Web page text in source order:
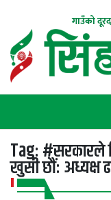
गाउँको
Tag:#सरकारले
खुसी छौं: अध्यक्ष